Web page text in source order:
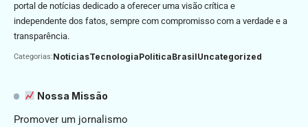
portal de notícias dedicado a oferecer uma visão crítica e
independente dos fatos, sempre com compromisso com a verdade e a
transparência.
Categorias:NoticiasTecnologiaPoliticaBrasilUncategorized
Nossa Missão
Promover um jornalismo